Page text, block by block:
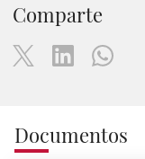
Comparte
Documentos